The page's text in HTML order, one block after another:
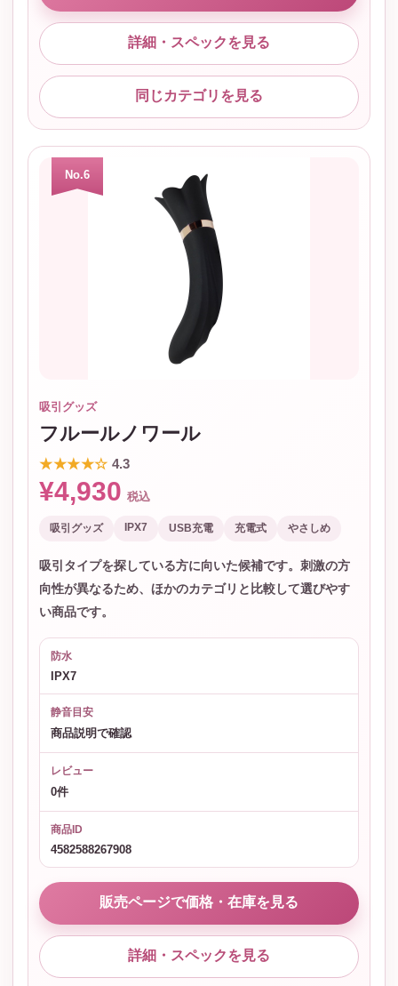
詳細・スペックを見る
同じカテゴリを見る
No.6
吸引グッズ
フルールノワール
★★★★☆ 4.3
¥4,930 税込
吸引グッズ IPX7 USB充電 充電式 やさしめ
吸引タイプを探している方に向いた候補です。刺激の方
向性が異なるため、ほかのカテゴリと比較して選びやす
い商品です。
防水
IPX7
静音目安
商品説明で確認
レビュー
0件
商品ID
4582588267908
販売ページで価格・在庫を見る
詳細・スペックを見る